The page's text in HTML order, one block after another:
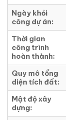
Ngày khỏi
công dự án:
Thời gian
công trình
hoàn thành:
Quy mô tổng
diện tích đất:
Mật độ xây
dựng: